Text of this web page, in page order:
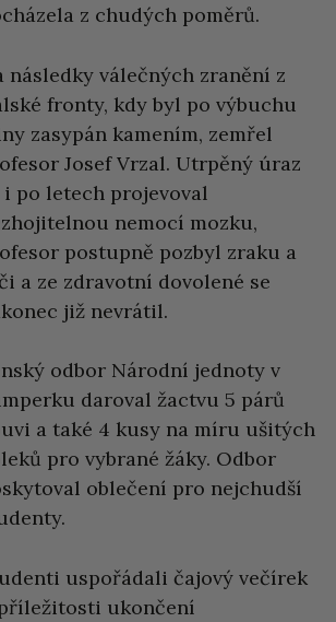
z chudých poměrů.
následky válečných zranění z
fronty, kdy byl po výbuchu
zasypán kamením, zemřel
Josef Vrzal. Utrpěný úraz
i po letech projevoval
nemocí mozku,
postupně pozbyl zraku a
a ze zdravotní dovolené se
již nevrátil.
odbor Národní jednoty v
daroval žactvu 5 párů
a také 4 kusy na míru ušitých
pro vybrané žáky. Odbor
oblečení pro nejchudší
uspořádali čajový večírek
ukončení